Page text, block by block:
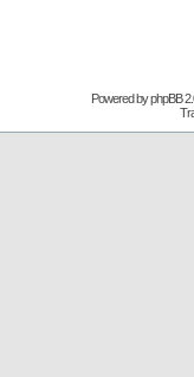
Powered byphpBB